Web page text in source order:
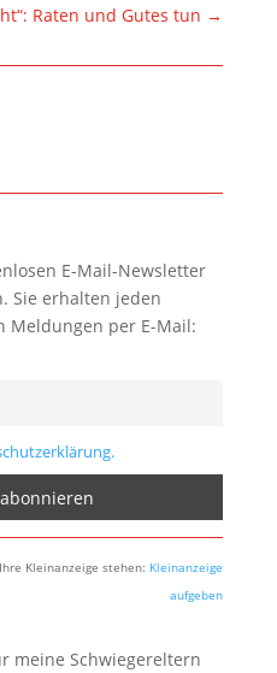
Raten und Gutes tun →
E-Mail-Newsletter
Sie erhalten jeden
Meldungen per E-Mail:
Kleinanzeige stehen: Kleinanzeige
aufgeben
meine Schwiegereltern